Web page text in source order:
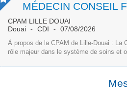
MÉDECIN CONSEIL
CPAM LILLE DOUAI
Douai
CDI 07/08/2026
À propos de la CPAM de Lille-Douai : La
rôle majeur dans le système de soins et